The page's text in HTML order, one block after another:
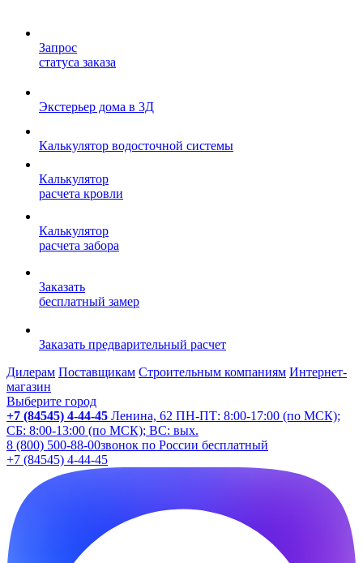
Запрос
статуса заказа
Экстерьер дома в 3Д
Калькулятор водосточной системы
Калькулятор
расчета кровли
Калькулятор
расчета забора
Заказать
бесплатный замер
Заказать предварительный расчет
Дилерам Поставщикам Строительным компаниям Интернет-
магазин
Выберите город
+7 (84545) 4-44-45 Ленина, 62 ПН-ПТ: 8:00-17:00 (по МСК);
СБ: 8:00-13:00 (по МСК); ВС: вых.
8 (800) 500-88-00звонок по России бесплатный
+7 (84545) 4-44-45